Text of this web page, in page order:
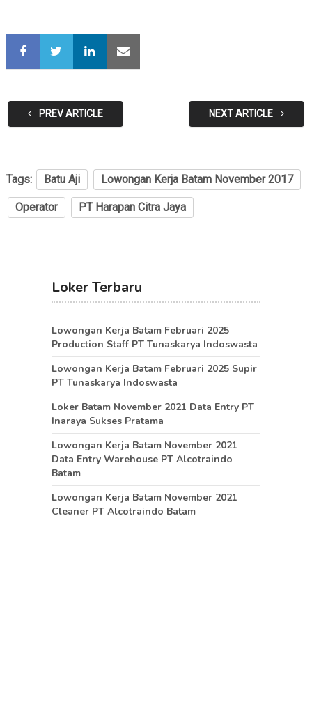
PREV ARTICLE NEXT ARTICLE
Tags: Batu Aji Lowongan Kerja Batam November 2017
Operator PT Harapan Citra Jaya
Loker Terbaru
Lowongan Kerja Batam Februari 2025
Production Staff PT Tunaskarya Indoswasta
Lowongan Kerja Batam Februari 2025 Supir
PT Tunaskarya Indoswasta
Loker Batam November 2021 Data Entry PT
Inaraya Sukses Pratama
Lowongan Kerja Batam November 2021
Data Entry Warehouse PT Alcotraindo
Batam
Lowongan Kerja Batam November 2021
Cleaner PT Alcotraindo Batam